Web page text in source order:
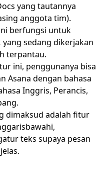
yang tautannya
anggota tim).
berfungsi untuk
sedang dikerjakan
terpantau.
ini, penggunanya bisa
Asana dengan bahasa
Inggris, Perancis,
dimaksud adalah fitur
teks supaya pesan